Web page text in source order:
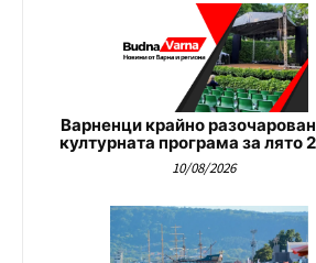
Варненци крайно
културната програма за лято
10/08/2026